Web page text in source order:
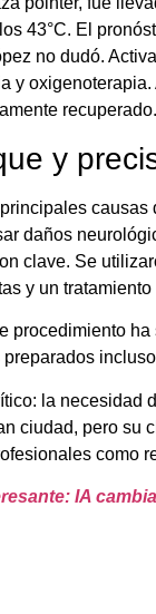
43°C. El
no dudó.
y
recuperado.
y
daños
clave. Se
y un
procedimiento
la necesidad
ciudad, pero su
como
IA